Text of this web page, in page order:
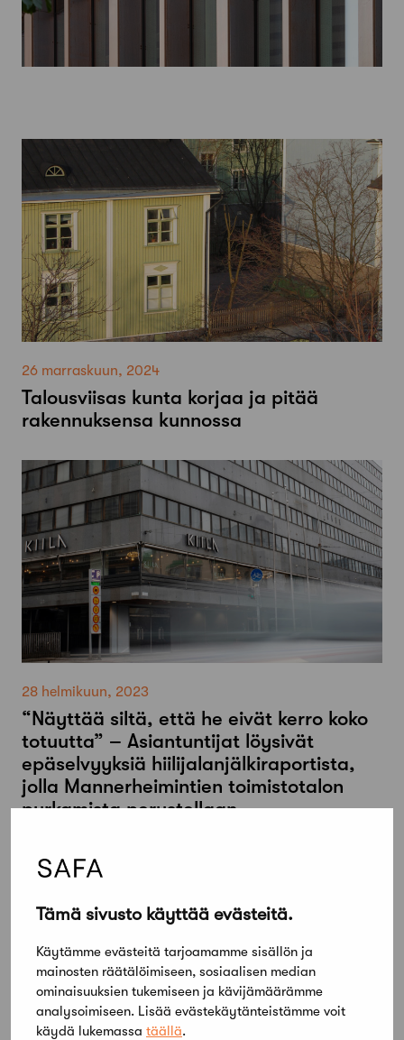
Tämä sivusto käyttää evästeitä.
Käytämme evästeitä tarjoamamme sisällön ja
mainosten räätälöimiseen, sosiaalisen median
ominaisuuksien tukemiseen ja kävijämäärämme
analysoimiseen. Lisää evästekäytänteistämme voit
käydä lukemassa täällä.
26 marraskuun, 2024
Talousviisas kunta korjaa ja pitää
rakennuksensa kunnossa
28 helmikuun, 2023
“Näyttää siltä, että he eivät kerro koko
totuutta” – Asiantuntijat löysivät
epäselvyyksiä hiilijalanjälkiraportista,
jolla Mannerheimintien toimistotalon
purkamista perustellaan